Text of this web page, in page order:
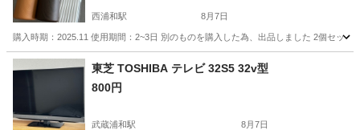
西浦和駅 8月7日
購入時期：2025.11 使用期間：2~3日 別のものを購入した為、出品しました 2個セット
埼玉 さいたま市 季節、空調家電 小型
東芝 TOSHIBA テレビ 32S5 32v型
800円
武蔵浦和駅 8月7日